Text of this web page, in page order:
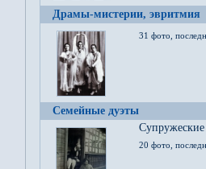
Драмы-мистерии, эвритмия
31 фото,
Семейные дуэты
20 фото,